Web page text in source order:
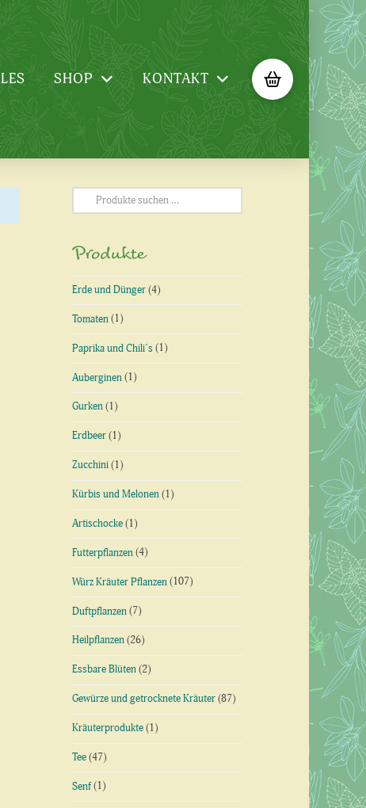
SHOP KONTAKT
Suchen
nach:
Produkte
Erde und Dünger (4)
Tomaten (1)
Paprika und Chili´s (1)
Auberginen (1)
Gurken (1)
Erdbeer (1)
Zucchini (1)
Kürbis und Melonen (1)
Artischocke (1)
Futterpflanzen (4)
Würz Kräuter Pflanzen (107)
Duftpflanzen (7)
Heilpflanzen (26)
Essbare Blüten (2)
Gewürze und getrocknete Kräuter (87)
Kräuterprodukte (1)
Tee (47)
Senf(1)